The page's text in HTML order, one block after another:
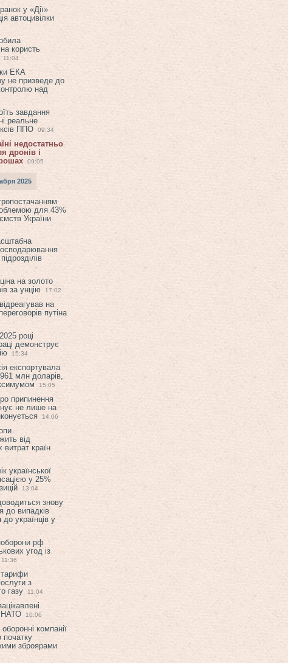
у «Дії»
автоцивілки
на користь
11:04
ЕКА
не призведе до
над
завдання
реальне
ППО
09:34
недостатньо
дронів і
09:05
2025
для 43%
України
на золото
за унцію
17:02
на
путіна
році
демонструє
15:34
експортувала
млн доларів,
15:05
припинення
не лише на
14:06
від
витрат країн
української
у 25%
13:04
знову
до випадків
українців у
рф
угод із
11:36
з
газу
11:04
НАТО
10:06
компанії
зброярами